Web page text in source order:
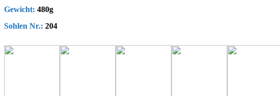
Gewicht: 480g
Sohlen Nr.: 204